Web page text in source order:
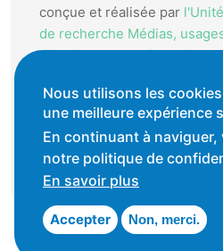
conçue et réalisée par
de recherche Médias,
didactique de l’Informatique.
La HEP-VD met cet outil à
enseignantes et
favoriser l'échange de
Conditions générales
Nous utilisons les
une meilleure expérience
En continuant à
notre politique de
En savoir plus
Accepter Non, merci.